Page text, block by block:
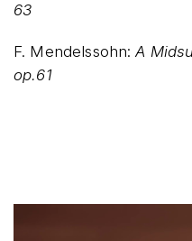
63
F. Mendelssohn: A
op.61